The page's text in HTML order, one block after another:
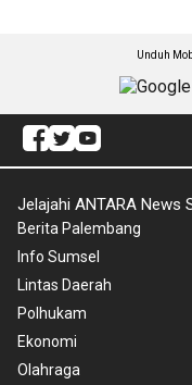
Unduh
Jelajahi ANTARA News
Berita Palembang
Info Sumsel
Lintas Daerah
Polhukam
Ekonomi
Olahraga